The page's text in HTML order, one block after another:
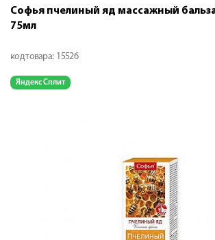
Софья пчелиный яд массажный
75мл
код товара: 15526
Яндекс Сплит